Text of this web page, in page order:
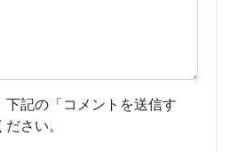
下記の「コメントを送信す
さい。